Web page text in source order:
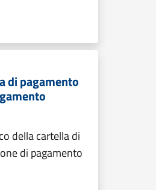
di pagamento
della cartella di
di pagamento